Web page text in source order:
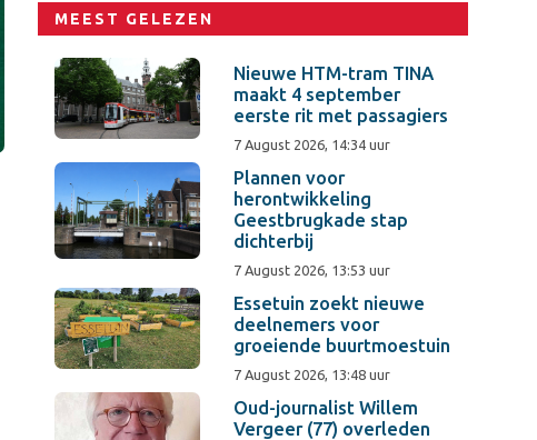
MEEST GELEZEN
Nieuwe HTM-tram TINA
maakt 4 september
eerste rit met passagiers
7 August 2026, 14:34 uur
Plannen voor
herontwikkeling
Geestbrugkade stap
dichterbij
7 August 2026, 13:53 uur
Essetuin zoekt nieuwe
deelnemers voor
groeiende buurtmoestuin
7 August 2026, 13:48 uur
Oud-journalist Willem
Vergeer (77) overleden